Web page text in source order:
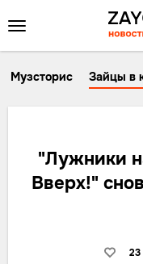
Музсторис Зайцы в
"Лужники
Вверх!"
23